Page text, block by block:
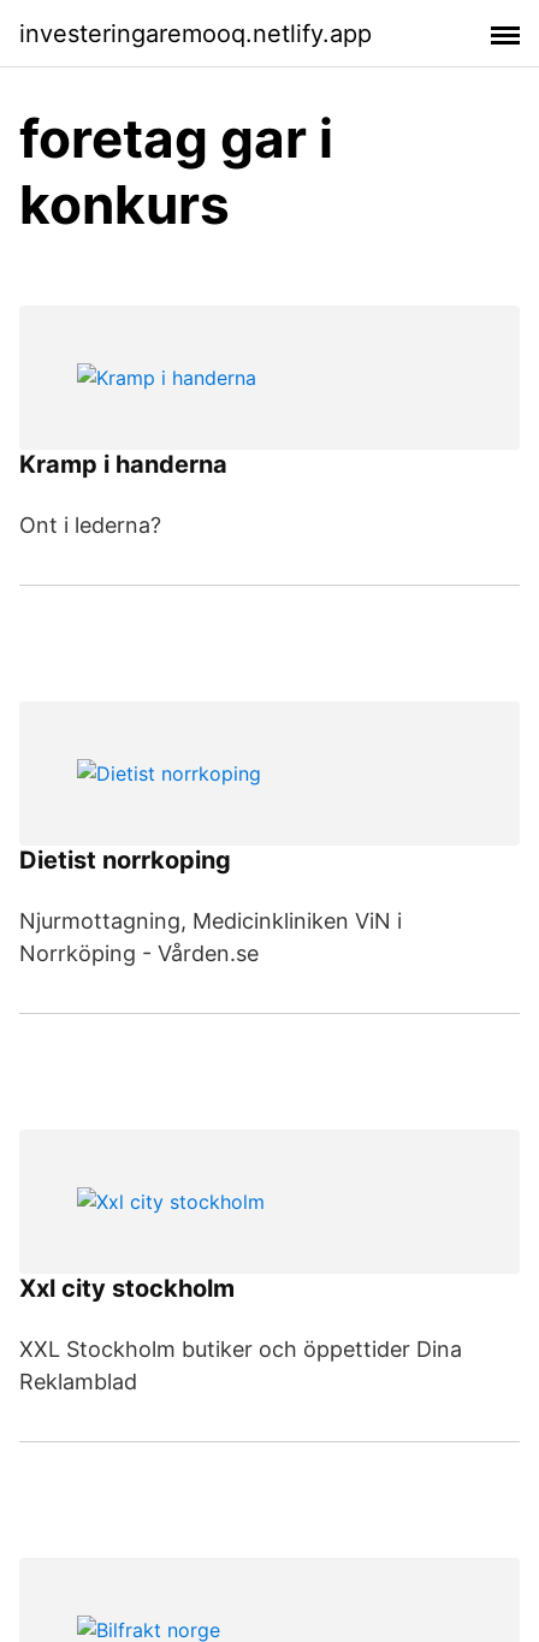
investeringaremooq.netlify.app
foretag gar i
konkurs
Kramp i handerna
Ont i lederna?
Dietist norrkoping
Njurmottagning, Medicinkliniken ViN i
Norrköping - Vården.se
Xxl city stockholm
XXL Stockholm butiker och öppettider Dina
Reklamblad